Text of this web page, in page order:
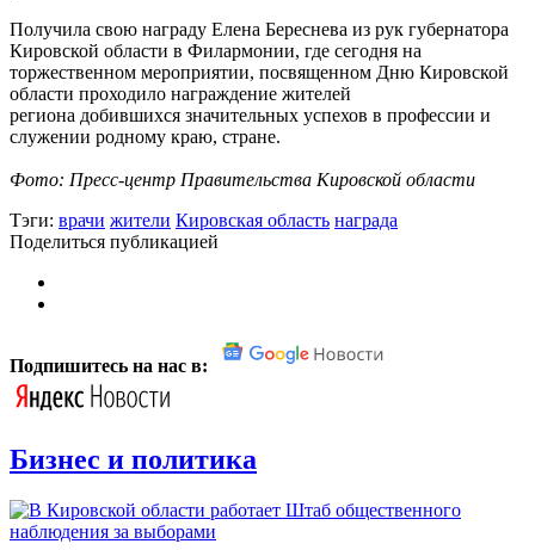
Получила свою награду Елена Береснева из рук губернатора
Кировской области в Филармонии, где сегодня на
торжественном мероприятии, посвященном Дню Кировской
области проходило награждение жителей
региона добившихся значительных успехов в профессии и
служении родному краю, стране.
Фото: Пресс-центр Правительства Кировской области
Тэги: врачи жители Кировская область награда
Поделиться публикацией
Подпишитесь на нас в:
Бизнес и политика